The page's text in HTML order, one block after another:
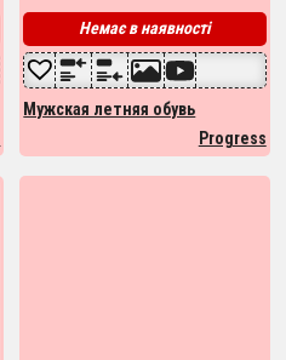
Немає в наявності
Мужская летняя обувь
Progress